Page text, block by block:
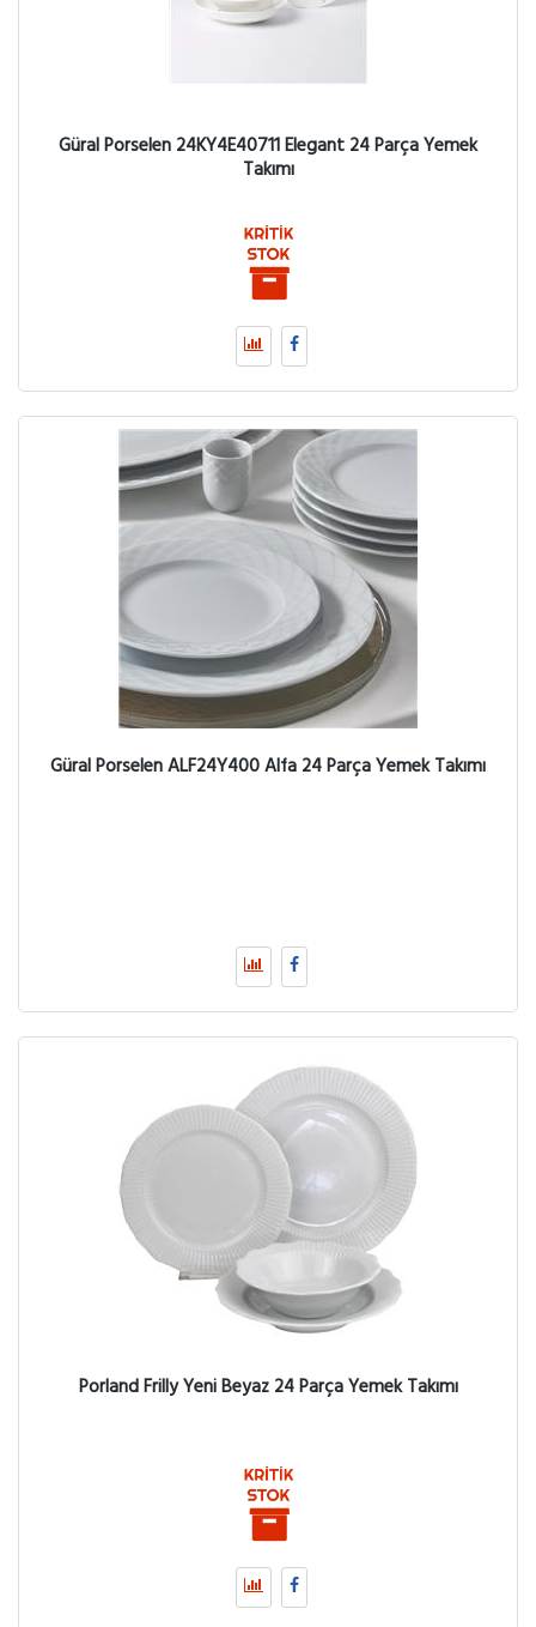
Güral Porselen 24KY4E40711 Elegant 24 Parça Yemek
Takımı
Güral Porselen ALF24Y400 Alfa 24 Parça Yemek Takımı
Porland Frilly Yeni Beyaz 24 Parça Yemek Takımı